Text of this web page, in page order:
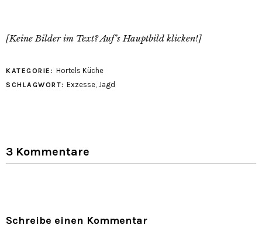
[Keine Bilder im Text? Auf’s Hauptbild klicken!]
KATEGORIE: Hortels Küche
SCHLAGWORT: Exzesse Jagd
3 Kommentare
Schreibe einen Kommentar